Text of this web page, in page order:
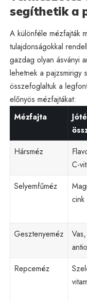
segíthetik a
A különféle mézfajták
tulajdonságokkal
gazdag olyan ásványi
lehetnek a pajzsmirigy
összefoglaltuk a
előnyös mézfajtákat:
Mézfajta
Hársméz
C-
Selyemfűméz
cink
Gesztenyeméz
Vas,
Repceméz